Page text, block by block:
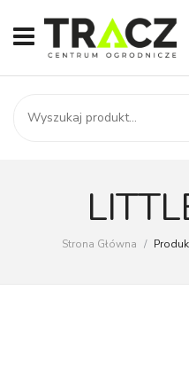
START
SKLEP
AKTUALNOŚCI
Kontakt
Brak
Strona Główna /